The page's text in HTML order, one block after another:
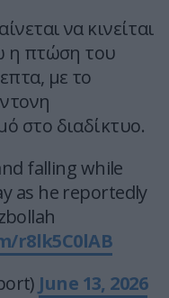
να κινείται
η πτώση του
με το
στο διαδίκτυο.
falling while
as he reportedly
r8lk5C0lAB
June 13, 2026